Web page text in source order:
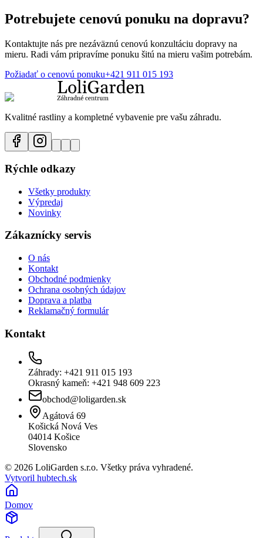
Potrebujete cenovú ponuku na dopravu?
Kontaktujte nás pre nezáväznú cenovú konzultáciu dopravy na
mieru. Radi vám pripravíme ponuku šitú na mieru vašim potrebám.
Požiadať o cenovú ponuku+421 911 015 193
Kvalitné rastliny a kompletné vybavenie pre vašu záhradu.
Rýchle odkazy
Všetky produkty
Výpredaj
Novinky
Zákaznícky servis
O nás
Kontakt
Obchodné podmienky
Ochrana osobných údajov
Doprava a platba
Reklamačný formulár
Kontakt
Záhrady: +421 911 015 193
Okrasný kameň: +421 948 609 223
obchod@loligarden.sk
Agátová 69
Košická Nová Ves
04014 Košice
Slovensko
© 2026 LoliGarden s.r.o. Všetky práva vyhradené.
Vytvoril hubtech.sk
Domov